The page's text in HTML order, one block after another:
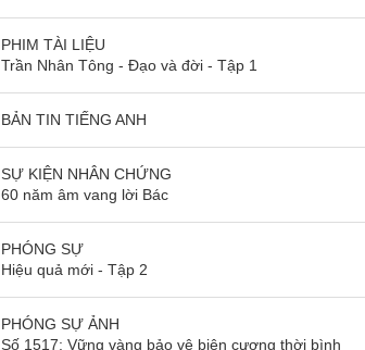
PHIM TÀI LIỆU
Trần Nhân Tông - Đạo và đời - Tập 1
BẢN TIN TIẾNG ANH
SỰ KIỆN NHÂN CHỨNG
60 năm âm vang lời Bác
PHÓNG SỰ
Hiệu quả mới - Tập 2
PHÓNG SỰ ẢNH
Số 1517: Vững vàng bảo vệ biên cương thời bình